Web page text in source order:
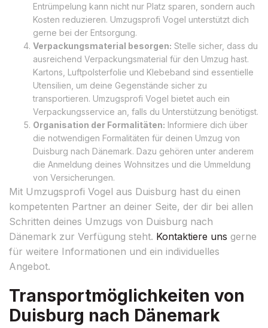
Entrümpelung kann nicht nur Platz sparen, sondern auch
Kosten reduzieren. Umzugsprofi Vogel unterstützt dich
gerne bei der Entsorgung.
Verpackungsmaterial besorgen: Stelle sicher, dass du
ausreichend Verpackungsmaterial für den Umzug hast.
Kartons, Luftpolsterfolie und Klebeband sind essentielle
Utensilien, um deine Gegenstände sicher zu
transportieren. Umzugsprofi Vogel bietet auch ein
Verpackungsservice an, falls du Unterstützung benötigst.
Organisation der Formalitäten: Informiere dich über
die notwendigen Formalitäten für deinen Umzug von
Duisburg nach Dänemark. Dazu gehören unter anderem
die Anmeldung deines Wohnsitzes und die Ummeldung
von Versicherungen.
Mit Umzugsprofi Vogel aus Duisburg hast du einen
kompetenten Partner an deiner Seite, der dir bei allen
Schritten deines Umzugs von Duisburg nach
Dänemark zur Verfügung steht. Kontaktiere uns gerne
für weitere Informationen und ein individuelles
Angebot.
Transportmöglichkeiten von
Duisburg nach Dänemark